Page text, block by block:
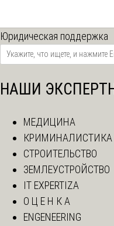
Юридическая поддержка
НАШИ
МЕДИЦИНА
КРИМИНАЛИСТИКА
СТРОИТЕЛЬСТВО
ЗЕМЛЕУСТРОЙСТВО
IT EXPERTIZA
О Ц Е Н К А
ENGENEERING